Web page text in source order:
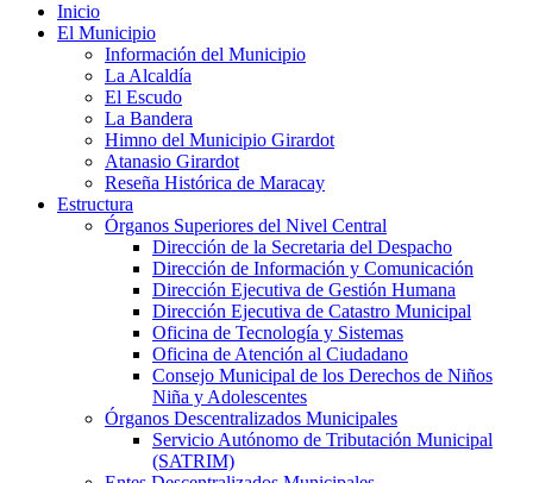
Inicio
El Municipio
Información del Municipio
La Alcaldía
El Escudo
La Bandera
Himno del Municipio Girardot
Atanasio Girardot
Reseña Histórica de Maracay
Estructura
Órganos Superiores del Nivel Central
Dirección de la Secretaria del Despacho
Dirección de Información y Comunicación
Dirección Ejecutiva de Gestión Humana
Dirección Ejecutiva de Catastro Municipal
Oficina de Tecnología y Sistemas
Oficina de Atención al Ciudadano
Consejo Municipal de los Derechos de Niños
Niña y Adolescentes
Órganos Descentralizados Municipales
Servicio Autónomo de Tributación Municipal
(SATRIM)